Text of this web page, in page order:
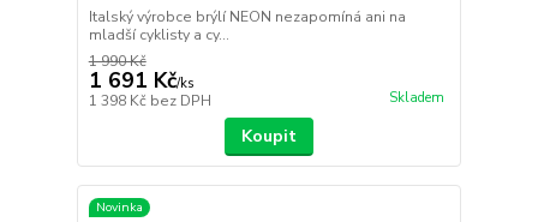
Italský výrobce brýlí NEON nezapomíná ani na
mladší cyklisty a cy...
1 990 Kč
1 691 Kč/ks
1 398 Kč bez DPH Skladem
Koupit
Novinka